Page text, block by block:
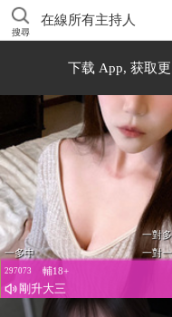
搜尋
在線所有主持人
下载 App, 获取
一多中
一對
一對
輔18+
297073
剛升大三